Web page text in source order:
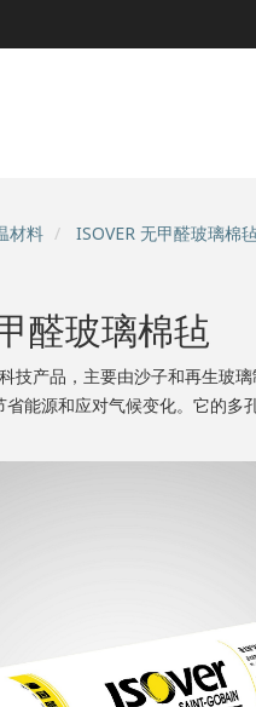
材料 ISOVER 无甲醛玻璃棉
醛玻璃棉毡
技产品，主要由沙子和再生玻璃
能源和应对气候变化。它的